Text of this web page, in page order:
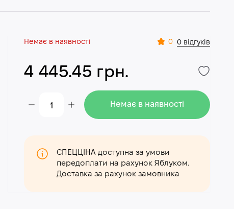
Немає в наявності 0 0 відгуків
4 445.45 грн.
Немає в наявності
СПЕЦЦІНА доступна за умови
передоплати на рахунок Яблуком.
Доставка за рахунок замовника